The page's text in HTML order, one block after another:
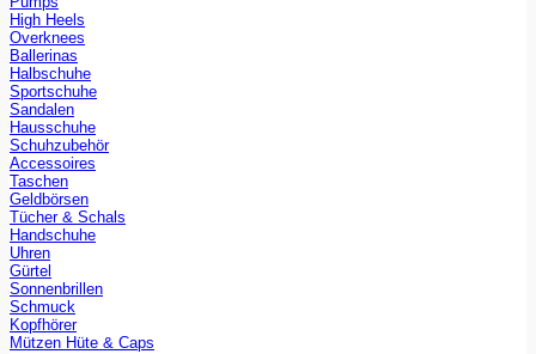
High Heels
Overknees
Ballerinas
Halbschuhe
Sportschuhe
Sandalen
Hausschuhe
Schuhzubehör
Accessoires
Taschen
Geldbörsen
Tücher & Schals
Handschuhe
Uhren
Gürtel
Sonnenbrillen
Schmuck
Kopfhörer
Mützen Hüte & Caps